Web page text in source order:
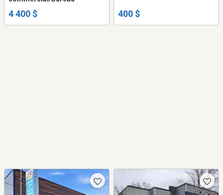
4 400 $ 400 $